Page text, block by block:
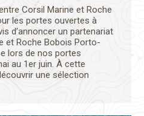
Corsil Marine et Roche
les portes ouvertes à
d’annoncer un partenariat
et Roche Bobois Porto-
lors de nos portes
au 1er juin. À cette
une sélection